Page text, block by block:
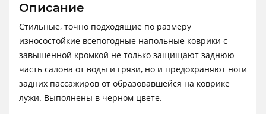
Описание
Стильные, точно подходящие по размеру
износостойкие всепогодные напольные коврики с
завышенной кромкой не только защищают заднюю
часть салона от воды и грязи, но и предохраняют ноги
задних пассажиров от образовавшейся на коврике
лужи. Выполнены в черном цвете.